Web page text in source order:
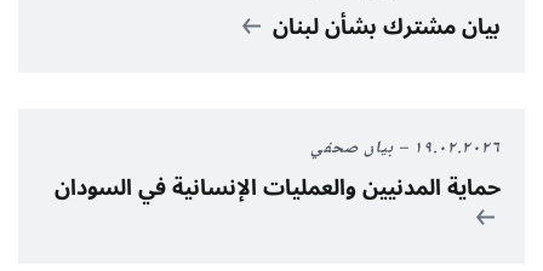
بيان مشترك بشأن لبنان
١٩.٠٢.٢٠٢٦ بيان صحفي
حماية المدنيين والعمليات الإنسانية في السودان